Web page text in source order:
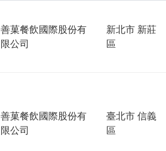
善菓餐飲國際股份有
限公司
新北市 新莊
區
善菓餐飲國際股份有
限公司
臺北市 信義
區